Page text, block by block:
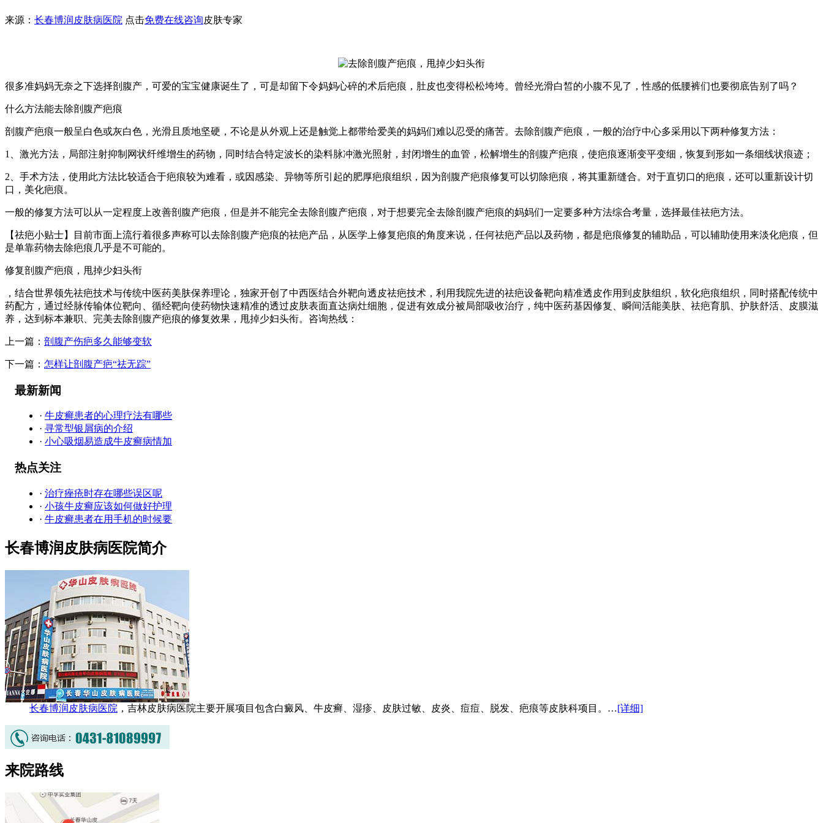
来源： 长春博润皮肤病医院 点击免费在线咨询皮肤专家
很多准妈妈无奈之下选择剖腹产，可爱的宝宝健康诞生了，可是却留下令妈妈心碎的术后疤痕，肚皮也变得松松垮垮。曾经光滑白皙的小腹不见了，性感的低腰裤们也要彻底告别了吗？
什么方法能去除剖腹产疤痕
剖腹产疤痕一般呈白色或灰白色，光滑且质地坚硬，不论是从外观上还是触觉上都带给爱美的妈妈们难以忍受的痛苦。去除剖腹产疤痕，一般的治疗中心多采用以下两种修复方法：
1、激光方法，局部注射抑制网状纤维增生的药物，同时结合特定波长的染料脉冲激光照射，封闭增生的血管，松解增生的剖腹产疤痕，使疤痕逐渐变平变细，恢复到形如一条细线状痕迹；
2、手术方法，使用此方法比较适合于疤痕较为难看，或因感染、异物等所引起的肥厚疤痕组织，因为剖腹产疤痕修复可以切除疤痕，将其重新缝合。对于直切口的疤痕，还可以重新设计切
口，美化疤痕。
一般的修复方法可以从一定程度上改善剖腹产疤痕，但是并不能完全去除剖腹产疤痕，对于想要完全去除剖腹产疤痕的妈妈们一定要多种方法综合考量，选择最佳祛疤方法。
【祛疤小贴士】目前市面上流行着很多声称可以去除剖腹产疤痕的祛疤产品，从医学上修复疤痕的角度来说，任何祛疤产品以及药物，都是疤痕修复的辅助品，可以辅助使用来淡化疤痕，但
是单靠药物去除疤痕几乎是不可能的。
修复剖腹产疤痕，甩掉少妇头衔
，结合世界领先祛疤技术与传统中医药美肤保养理论，独家开创了中西医结合外靶向透皮祛疤技术，利用我院先进的祛疤设备靶向精准透皮作用到皮肤组织，软化疤痕组织，同时搭配传统中
药配方，通过经脉传输体位靶向、循经靶向使药物快速精准的透过皮肤表面直达病灶细胞，促进有效成分被局部吸收治疗，纯中医药基因修复、瞬间活能美肤、祛疤育肌、护肤舒活、皮膜滋
养，达到标本兼职、完美去除剖腹产疤痕的修复效果，甩掉少妇头衔。咨询热线：
上一篇： 剖腹产伤疤多久能够变软
下一篇： 怎样让剖腹产疤“祛无踪”
最新新闻
· 牛皮癣患者的心理疗法有哪些
· 寻常型银屑病的介绍
· 小心吸烟易造成牛皮癣病情加
热点关注
· 治疗痤疮时存在哪些误区呢
· 小孩牛皮癣应该如何做好护理
· 牛皮癣患者在用手机的时候要
长春博润皮肤病医院简介
长春博润皮肤病医院 ，吉林皮肤病医院主要开展项目包含白癜风、牛皮癣、湿疹、皮肤过敏、皮炎、痘痘、脱发、疤痕等皮肤科项目。…[详细]
来院路线